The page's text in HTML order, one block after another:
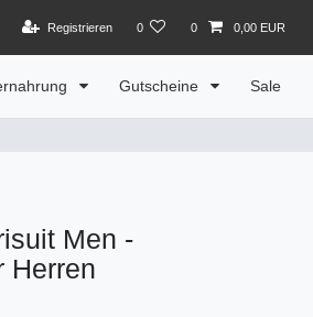
Registrieren 0 0 0,00 EUR
Gutscheine Sale
Men -
Herren